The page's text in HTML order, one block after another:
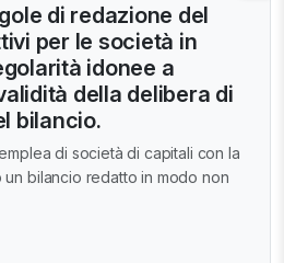
di redazione del
per le società in
idonee a
della delibera di
bilancio.
di società di capitali con la
bilancio redatto in modo non